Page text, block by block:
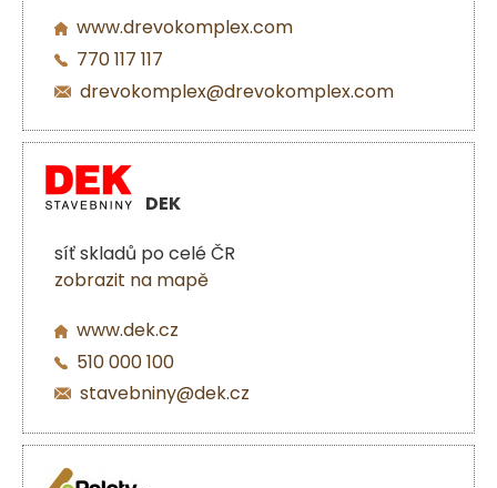
www.drevokomplex.com
770 117 117
drevokomplex@drevokomplex.com
DEK
síť skladů po celé ČR
zobrazit na mapě
www.dek.cz
510 000 100
stavebniny@dek.cz